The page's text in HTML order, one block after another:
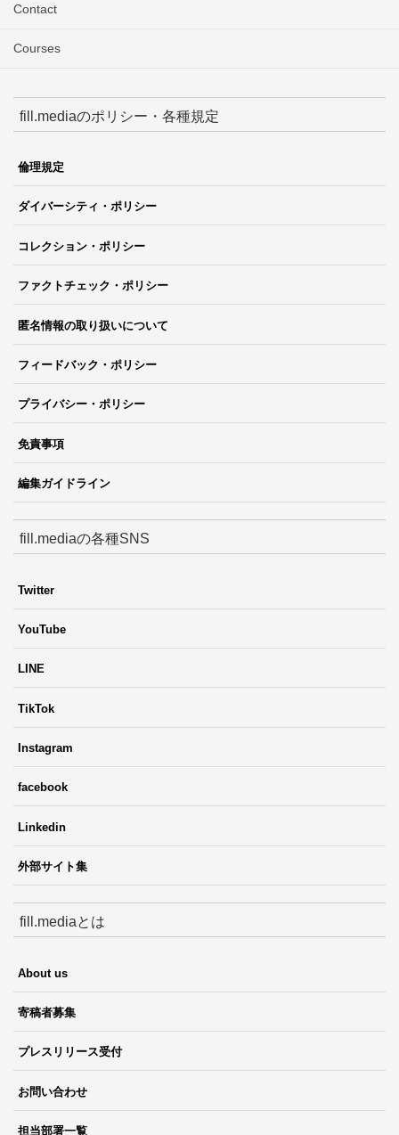
Contact
Courses
fill.mediaのポリシー・各種規定
倫理規定
ダイバーシティ・ポリシー
コレクション・ポリシー
ファクトチェック・ポリシー
匿名情報の取り扱いについて
フィードバック・ポリシー
プライバシー・ポリシー
免責事項
編集ガイドライン
fill.mediaの各種SNS
Twitter
YouTube
LINE
TikTok
Instagram
facebook
Linkedin
外部サイト集
fill.mediaとは
About us
寄稿者募集
プレスリリース受付
お問い合わせ
担当部署一覧